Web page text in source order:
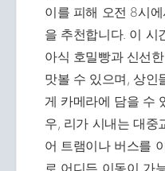
이를 피해 오전 8시
을 추천합니다. 이 시
아식 호밀빵과 신선
맛볼 수 있으며, 상인
게 카메라에 담을 수
우, 리가 시내는 대중
어 트램이나 버스를
로 어디든 이동이 가